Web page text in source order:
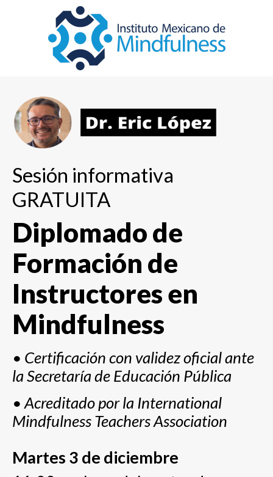
Sesión informativa
GRATUITA
Diplomado de
Formación de
Instructores en
Mindfulness
• Certificación con validez oficial ante
laSecretaría de Educación Pública
• Acreditado por la International
Mindfulness Teachers Association
Martes 3 de diciembre